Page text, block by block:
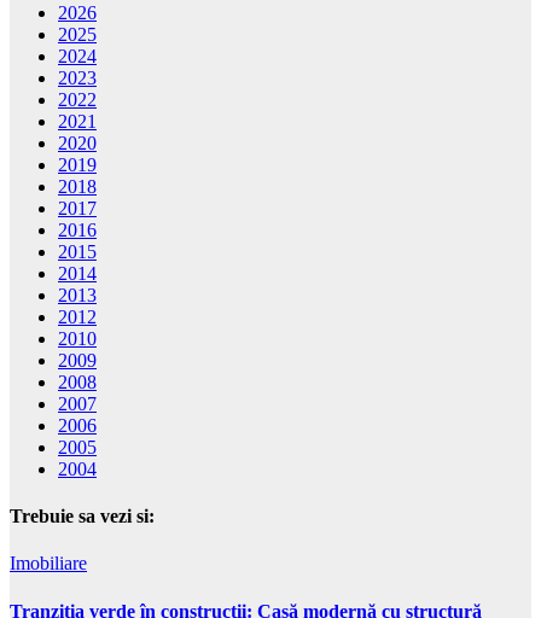
2026
2025
2024
2023
2022
2021
2020
2019
2018
2017
2016
2015
2014
2013
2012
2010
2009
2008
2007
2006
2005
2004
Trebuie sa vezi si:
Imobiliare
Tranziția verde în construcții: Casă modernă cu structură